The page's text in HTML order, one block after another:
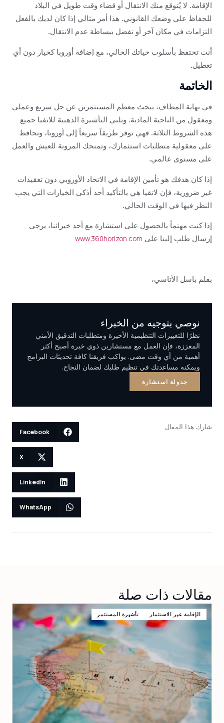
الإقامة. لا يُتوقع منك الانتقال أو قضاء وقت طويل في البلاد
للحفاظ على وضعك القانوني. هذا أمر مثالي إذا كان لديك بالفعل
التزامات في مكان آخر أو تفضل ببساطة عدم الانتقال.
أنت تحتفظ بأسلوب حياتك الحالي، مع إضافة أوروبا كخيار دون أي
تعطيل.
الخاتمة
في نهاية المطاف، يبحث معظم المستثمرين عن حل سريع وعملي
ومعقول من الناحية المادية. وتلبي التأشيرة الذهبية للاتفيا جميع
هذه الشروط الثلاثة. فهي توفر طريقاً سريعاً إلى أوروبا، وتحافظ
على معقولية متطلبات استثمارك، وتمنحك المرونة للعيش والعمل
على مستوى عالمي.
إذا كان هدفك هو تأمين الإقامة في الاتحاد الأوروبي دون تعقيدات
غير ضرورية، فإن لاتفيا هي بالتأكيد أحد أذكى الخيارات التي يجب
النظر فيها في الوقت الحالي.
إذا كنت مهتماً بالحصول على استشارة مع أحد خبرائنا، يرجى
إرسال طلب إلينا على www.360horizon.com
بقلم باسل الأتاسي،
نوصي بتوجيه من الخبراء
نظرًا للتغييرات التنظيمية الأخيرة ومتطلبات التدقيق الأمني
المعززة، فإن العمل مع مستشارين ذوي خبرة أصبح أكثر
أهمية من أي وقت مضى. يواكب فريقنا كافة تحديثات البرامج
ويمكنه مساعدتك في تنظيم طلبك لضمان النجاح.
جدولة استشارة
شارك هذا المقال
Facebook
X
LinkedIn
WhatsApp
مقالات ذات صلة
الإقامة عبر الاستثمار تأشيرة المستثمر